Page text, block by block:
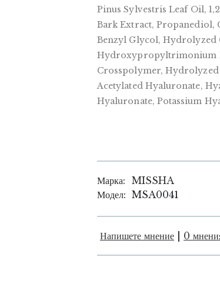
Pinus Sylvestris Leaf Oil,
Bark Extract, Propanediol,
Benzyl Glycol, Hydrolyzed
Hydroxypropyltrimonium
Crosspolymer,
Acetylated Hyaluronate,
Hyaluronate, Potassium
Марка: MISSHA
Модел: MSA0041
Напишете мнение 0